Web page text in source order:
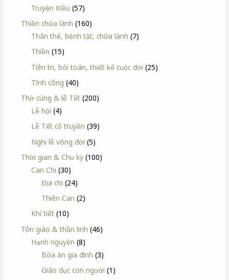
Truyện Kiều (57)
Thiền chữa lành (160)
Thân thể, bệnh tật, chữa lành (7)
Thiền (15)
Tiên tri, bói toán, thiết kế cuộc đời (25)
Tĩnh công (40)
Thờ cúng & lễ Tết (200)
Lễ hội (4)
Lễ Tết cổ truyền (39)
Nghi lễ vòng đời (5)
Thời gian & Chu kỳ (100)
Can Chi (30)
Địa chi (24)
Thiên Can (2)
Khí tiết (10)
Tôn giáo & thần linh (46)
Hạnh nguyện (8)
Bữa ăn gia đình (3)
Giáo dục con người (1)